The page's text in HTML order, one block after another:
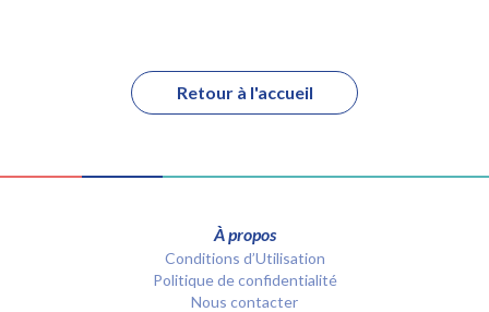
Retour à l'accueil
À propos
Conditions d’Utilisation
Politique de confidentialité
Nous contacter